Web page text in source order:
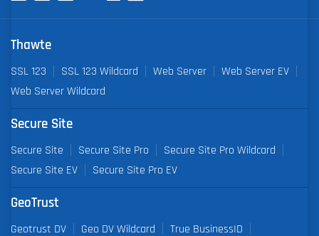
Thawte
SSL 123 SSL 123 Wildcard Web Server
Web Server EV
Web Server Wildcard
Secure Site
Secure Site Secure Site Pro
Secure Site Pro Wildcard
Secure Site EV
Secure Site Pro EV
GeoTrust
Geotrust DV Geo DV Wildcard
True BusinessID